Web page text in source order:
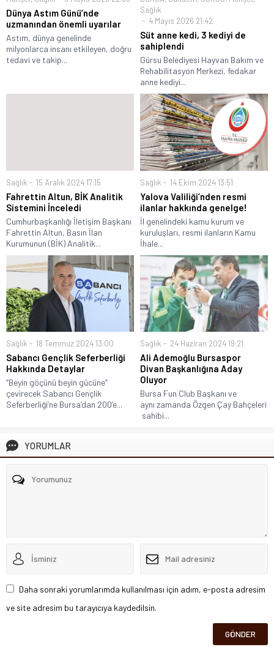
Dünya Astım Günü’nde
uzmanından önemli uyarılar
Astım, dünya genelinde
milyonlarca insanı etkileyen, doğru
tedavi ve takip...
Sağlık
4 Mayıs 2026 21:42
Süt anne kedi, 3 kediyi de
sahiplendi
Gürsu Belediyesi Hayvan Bakım ve
Rehabilitasyon Merkezi, fedakar
anne kediyi...
Sağlık 15 Aralık 2024 17:15
Fahrettin Altun, BİK Analitik
Sistemini İnceledi
Cumhurbaşkanlığı İletişim Başkanı
Fahrettin Altun, Basın İlan
Kurumunun (BİK) Analitik...
Sağlık 14 Ekim 2024 13:51
Yalova Valiliği’nden resmi
ilanlar hakkında genelge!
İl genelindeki kamu kurum ve
kuruluşları, resmi ilanların Kamu
İhale...
Sağlık 18 Temmuz 2024 13:00
Sabancı Gençlik Seferberliği
Hakkında Detaylar
“Beyin göçünü beyin gücüne”
çevirecek Sabancı Gençlik
Seferberliği’ne Bursa’dan 200’e...
Sağlık 24 Haziran 2024 19:21
Ali Ademoğlu Bursaspor
Divan Başkanlığına Aday
Oluyor
Bursa Fun Club Başkanı ve
aynı zamanda Özgen Çay Bahçeleri
sahibi...
YORUMLAR
Daha sonraki yorumlarımda kullanılması için adım, e-posta adresim
ve site adresim bu tarayıcıya kaydedilsin.